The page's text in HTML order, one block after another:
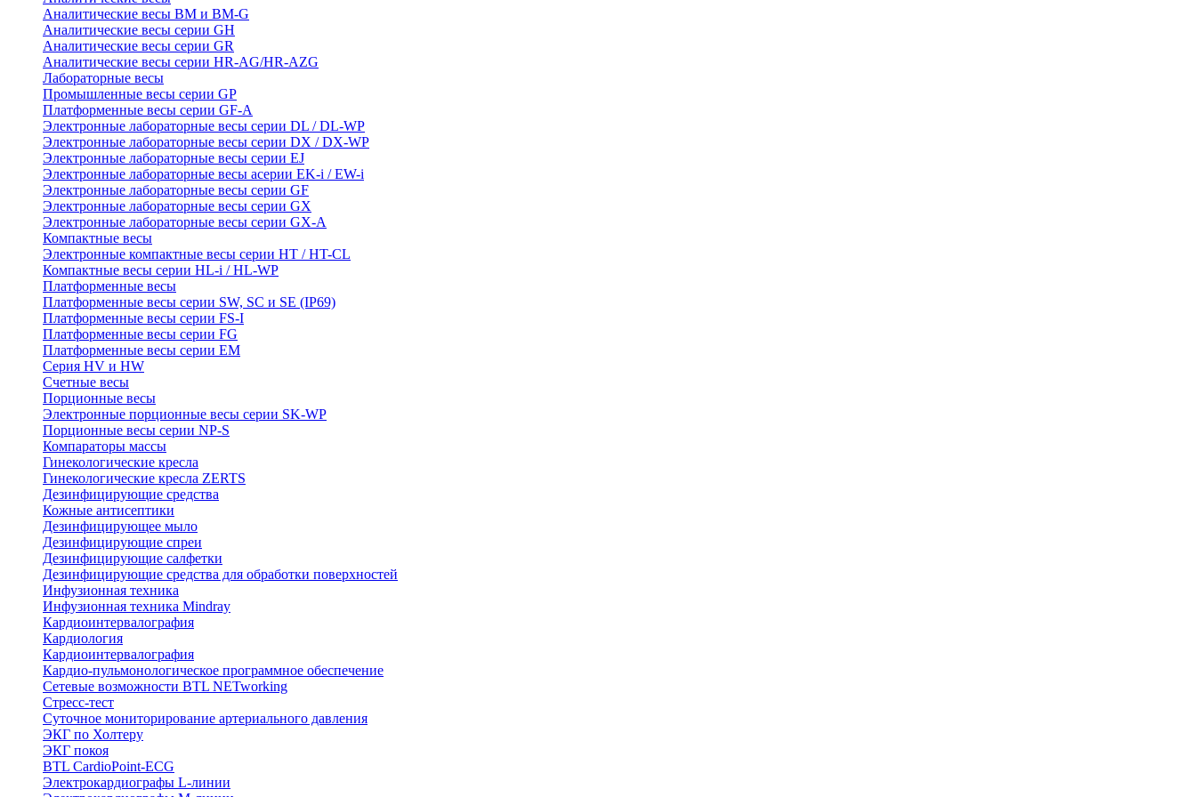
Аналитические весы BM и BM-G
Аналитические весы серии GH
Аналитические весы серии GR
Аналитические весы серии HR-AG/HR-AZG
Лабораторные весы
Промышленные весы серии GP
Платформенные весы серии GF-A
Электронные лабораторные весы серии DL / DL-WP
Электронные лабораторные весы серии DX / DX-WP
Электронные лабораторные весы серии EJ
Электронные лабораторные весы aсерии EK-i / EW-i
Электронные лабораторные весы серии GF
Электронные лабораторные весы серии GX
Электронные лабораторные весы серии GX-A
Компактные весы
Электронные компактные весы серии HT / HT-CL
Компактные весы серии HL-i / HL-WP
Платформенные весы
Платформенные весы серии SW, SC и SE (IP69)
Платформенные весы серии FS-I
Платформенные весы серии FG
Платформенные весы серии EM
Серия HV и HW
Счетные весы
Порционные весы
Электронные порционные весы серии SK-WP
Порционные весы серии NP-S
Компараторы массы
Гинекологические кресла
Гинекологические кресла ZERTS
Дезинфицирующие средства
Кожные антисептики
Дезинфицирующее мыло
Дезинфицирующие спреи
Дезинфицирующие салфетки
Дезинфицирующие средства для обработки поверхностей
Инфузионная техника
Инфузионная техника Mindray
Кардиоинтервалография
Кардиология
Кардиоинтервалография
Кардио-пульмонологическое программное обеспечение
Сетевые возможности BTL NETworking
Стресс-тест
Суточное мониторирование артериального давления
ЭКГ по Холтеру
ЭКГ покоя
BTL CardioPoint-ECG
Электрокардиографы L-линии